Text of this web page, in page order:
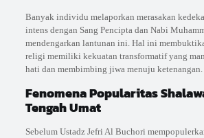
Banyak individu melaporkan merasakan
intens dengan Sang Pencipta dan Nabi
mendengarkan lantunan ini. Hal ini
religi memiliki kekuatan transformatif yang
hati dan membimbing jiwa menuju ketenangan.
Fenomena Popularitas
Tengah Umat
Sebelum Ustadz Jefri Al Buchori